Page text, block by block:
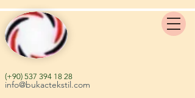
info@bukactekstil.com
(+90) 537 394 18 28